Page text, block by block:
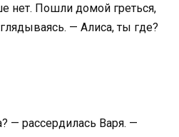
нет. Пошли домой греться,
— Алиса, ты где?
— рассердилась Варя. —